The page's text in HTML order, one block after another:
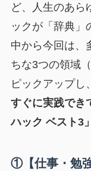
ど、人生のあら
ックが「辞典」
中から今回は、
ちな3つの領域
ピックアップし、
すぐに実践でき
ハック ベスト3」
①【仕事・勉